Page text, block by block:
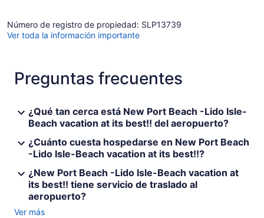
Número de registro de propiedad: SLP13739
Ver toda la información importante
Preguntas frecuentes
¿Qué tan cerca está New Port Beach -Lido Isle-
Beach vacation at its best!! del aeropuerto?
¿Cuánto cuesta hospedarse en New Port Beach
-Lido Isle-Beach vacation at its best!!?
¿New Port Beach -Lido Isle-Beach vacation at
its best!! tiene servicio de traslado al
aeropuerto?
Ver más